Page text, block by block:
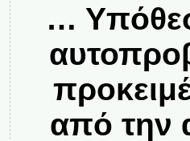
…
από την